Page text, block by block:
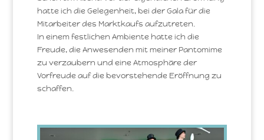
hatte ich die Gelegenheit, bei der Gala für die
Mitarbeiter des Marktkaufs aufzutreten.
In einem festlichen Ambiente hatte ich die
Freude, die Anwesenden mit meiner Pantomime
zu verzaubern und eine Atmosphäre der
Vorfreude auf die bevorstehende Eröffnung zu
schaffen.